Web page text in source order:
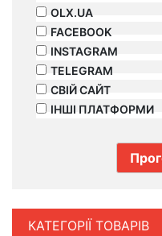
OLX.UA
FACEBOOK
INSTAGRAM
TELEGRAM
СВІЙ САЙТ
ІНШІ ПЛАТФОРМИ
КАТЕГОРІЇ ТОВАРІВ